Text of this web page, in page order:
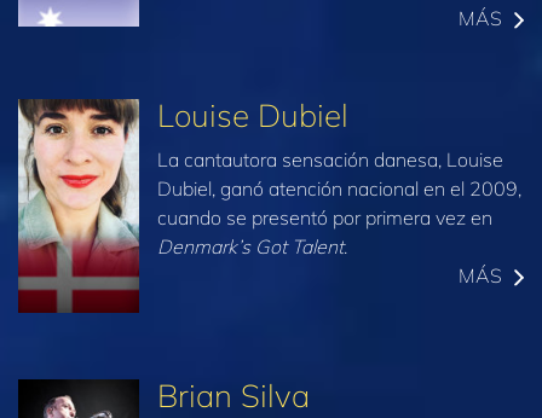
MÁS
Louise Dubiel
La cantautora sensación danesa, Louise
Dubiel, ganó atención nacional en el 2009,
cuando se presentó por primera vez en
Denmark’s Got Talent.
MÁS
Brian Silva